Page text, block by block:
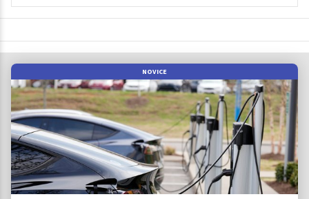
NOVICE